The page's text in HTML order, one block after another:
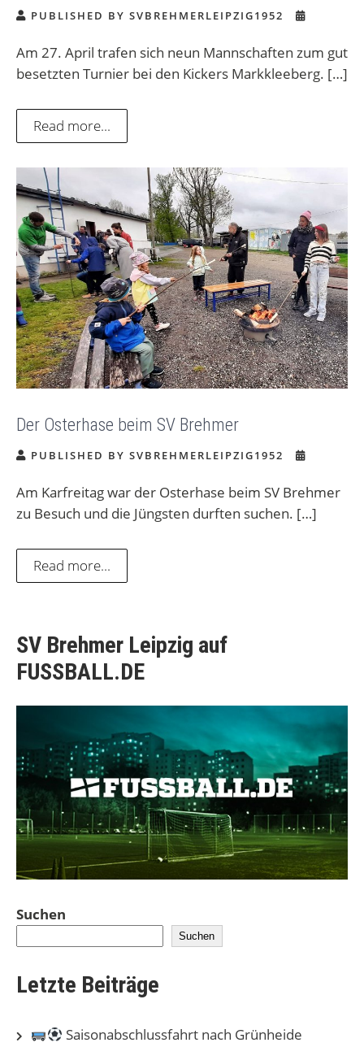
PUBLISHED BY SVBREHMERLEIPZIG1952
Am 27. April trafen sich neun Mannschaften zum gut
besetzten Turnier bei den Kickers Markkleeberg. […]
Read more...
Der Osterhase beim SV Brehmer
PUBLISHED BY SVBREHMERLEIPZIG1952
Am Karfreitag war der Osterhase beim SV Brehmer
zu Besuch und die Jüngsten durften suchen. […]
Read more...
SV Brehmer Leipzig auf
FUSSBALL.DE
Suchen
Suchen
Letzte Beiträge
Saisonabschlussfahrt nach Grünheide